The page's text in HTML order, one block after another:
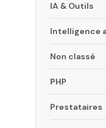
IA & Outils
Intelligence
Non classé
PHP
Prestataires